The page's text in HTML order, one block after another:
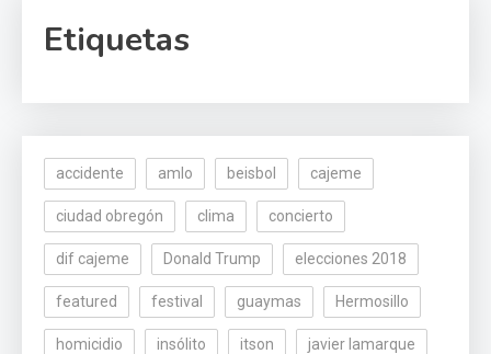
Etiquetas
accidente amlo beisbol cajeme
ciudad obregón clima concierto
dif cajeme Donald Trump elecciones 2018
featured festival guaymas Hermosillo
homicidio insólito itson javier lamarque